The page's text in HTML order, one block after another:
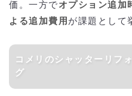
価。一方で オプション追加
よる追加費用 が課題として
コメリのシャッターリフォーム 口コミ人気ランキン
グ